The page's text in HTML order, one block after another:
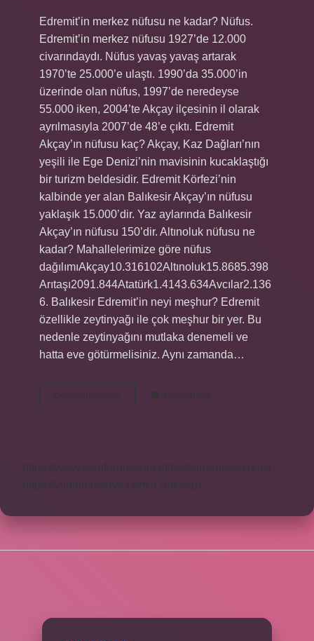
Edremit’in merkez nüfusu ne kadar? Nüfus.
Edremit’in merkez nüfusu 1927’de 12.000
civarındaydı. Nüfus yavaş yavaş artarak
1970’te 25.000’e ulaştı. 1990’da 35.000’in
üzerinde olan nüfus, 1997’de neredeyse
55.000 iken, 2004’te Akçay ilçesinin il olarak
ayrılmasıyla 2007’de 48’e çıktı. Edremit
Akçay’ın nüfusu kaç? Akçay, Kaz Dağları’nın
yeşili ile Ege Denizi’nin mavisinin kucaklaştığı
bir turizm beldesidir. Edremit Körfezi’nin
kalbinde yer alan Balıkesir Akçay’ın nüfusu
yaklaşık 15.000’dir. Yaz aylarında Balıkesir
Akçay’ın nüfusu 150’dir. Altınoluk nüfusu ne
kadar? Mahallelerimize göre nüfus
dağılımıAkçay10.316102Altınoluk15.8685.398
Arıtaşı2091.844Atatürk1.4143.634Avcılar2.136
6. Balıkesir Edremit’in neyi meşhur? Edremit
özellikle zeytinyağı ile çok meşhur bir yer. Bu
nedenle zeytinyağını mutlaka denemeli ve
hatta eve götürmelisiniz. Aynı zamanda…
Devamını okuyun
Nüfusu
Yorum Bırak
https://www.seraforum.com
https://cigerricco.com.tr
https://yildirimmedya.com.tr
Sitemap